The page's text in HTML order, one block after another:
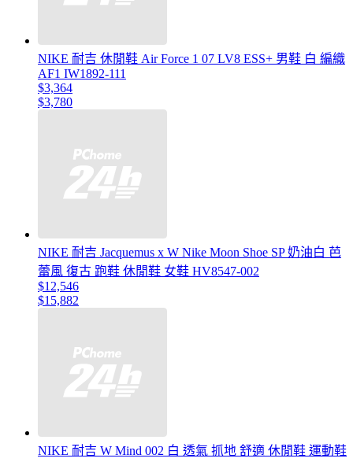
NIKE 耐吉 休閒鞋 Air Force 1 07 LV8 ESS+ 男鞋 白 編織
AF1 IW1892-111
$3,364
$3,780
NIKE 耐吉 Jacquemus x W Nike Moon Shoe SP 奶油白 芭
蕾風 復古 跑鞋 休閒鞋 女鞋 HV8547-002
$12,546
$15,882
NIKE 耐吉 W Mind 002 白 透氣 抓地 舒適 休閒鞋 運動鞋